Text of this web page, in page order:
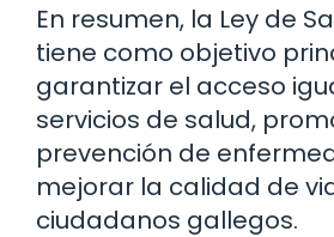
En resumen, la Ley de
tiene como objetivo
garantizar el acceso
servicios de salud,
prevención de
mejorar la calidad de
ciudadanos gallegos.